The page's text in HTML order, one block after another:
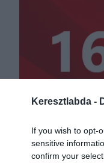
Keresztlabda -
If you wish to opt-
sensitive
confirm your